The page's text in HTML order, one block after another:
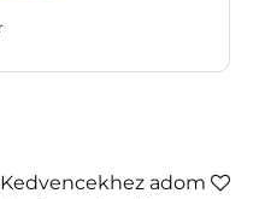
Kedvencekhez adom